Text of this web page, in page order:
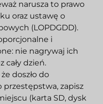
narusza to prawo
oraz ustawę o
(LOPDGDD).
i
nie nagrywaj ich
cały dzień.
doszło do
zapisz
(karta SD, dysk